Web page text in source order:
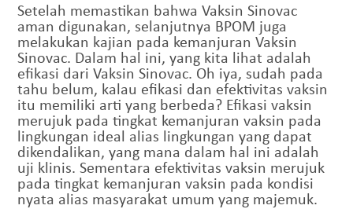
Setelah memastikan bahwa Vaksin Sinovac
aman digunakan, selanjutnya BPOM juga
melakukan kajian pada kemanjuran Vaksin
Sinovac. Dalam hal ini, yang kita lihat adalah
efikasi dari Vaksin Sinovac. Oh iya, sudah pada
tahu belum, kalau efikasi dan efektivitas vaksin
itu memiliki arti yang berbeda? Efikasi vaksin
merujuk pada tingkat kemanjuran vaksin pada
lingkungan ideal alias lingkungan yang dapat
dikendalikan, yang mana dalam hal ini adalah
uji klinis. Sementara efektivitas vaksin merujuk
pada tingkat kemanjuran vaksin pada kondisi
nyata alias masyarakat umum yang majemuk.